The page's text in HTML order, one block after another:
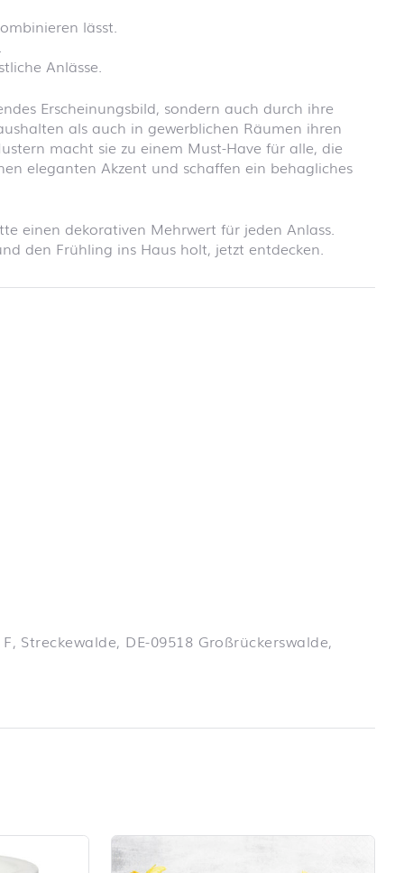
lässt.
Anlässe.
Erscheinungsbild, sondern auch durch ihre
als auch in gewerblichen Räumen ihren
macht sie zu einem Must-Have für alle, die
eleganten Akzent und schaffen ein behagliches
einen dekorativen Mehrwert für jeden Anlass.
den Frühling ins Haus holt, jetzt entdecken.
Streckewalde, DE-09518 Großrückerswalde,